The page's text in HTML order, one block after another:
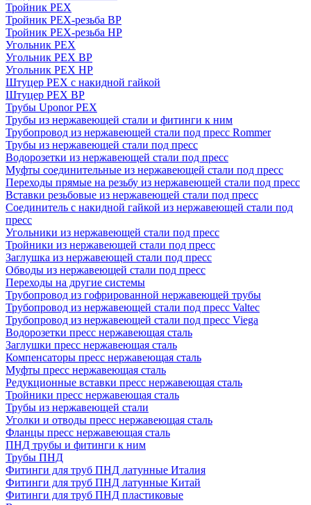
Тройник PEX
Тройник PEX-резьба ВР
Тройник PEX-резьба НР
Угольник PEX
Угольник PEX ВР
Угольник PEX НР
Штуцер PEX c накидной гайкой
Штуцер PEX ВР
Трубы Uponor PEX
Трубы из нержавеющей стали и фитинги к ним
Трубопровод из нержавеющей стали под пресс Rommer
Трубы из нержавеющей стали под пресс
Водорозетки из нержавеющей стали под пресс
Муфты соединительные из нержавеющей стали под пресс
Переходы прямые на резьбу из нержавеющей стали под пресс
Вставки резьбовые из нержавеющей стали под пресс
Соединитель с накидной гайкой из нержавеющей стали под
пресс
Угольники из нержавеющей стали под пресс
Тройники из нержавеющей стали под пресс
Заглушка из нержавеющей стали под пресс
Обводы из нержавеющей стали под пресс
Переходы на другие системы
Трубопровод из гофрированной нержавеющей трубы
Трубопровод из нержавеющей стали под пресс Valtec
Трубопровод из нержавеющей стали под пресс Viega
Водорозетки пресс нержавеющая сталь
Заглушки пресс нержавеющая сталь
Компенсаторы пресс нержавеющая сталь
Муфты пресс нержавеющая сталь
Редукционные вставки пресс нержавеющая сталь
Тройники пресс нержавеющая сталь
Трубы из нержавеющей стали
Уголки и отводы пресс нержавеющая сталь
Фланцы пресс нержавеющая сталь
ПНД трубы и фитинги к ним
Трубы ПНД
Фитинги для труб ПНД латунные Италия
Фитинги для труб ПНД латунные Китай
Фитинги для труб ПНД пластиковые